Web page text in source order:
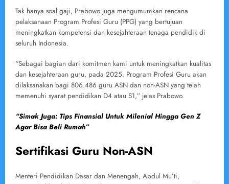
Tak hanya soal gaji, Prabowo juga mengumumkan rencana
pelaksanaan Program Profesi Guru (PPG) yang bertujuan
meningkatkan kompetensi dan kesejahteraan tenaga pendidik di
seluruh Indonesia.
“Sebagai bagian dari komitmen kami untuk meningkatkan kualitas
dan kesejahteraan guru, pada 2025. Program Profesi Guru akan
dilaksanakan bagi 806.486 guru ASN dan non-ASN yang telah
memenuhi syarat pendidikan D4 atau S1,” jelas Prabowo.
“Simak Juga: Tips Finansial Untuk Milenial Hingga Gen Z
Agar Bisa Beli Rumah”
Sertifikasi Guru Non-ASN
Menteri Pendidikan Dasar dan Menengah, Abdul Mu’ti,